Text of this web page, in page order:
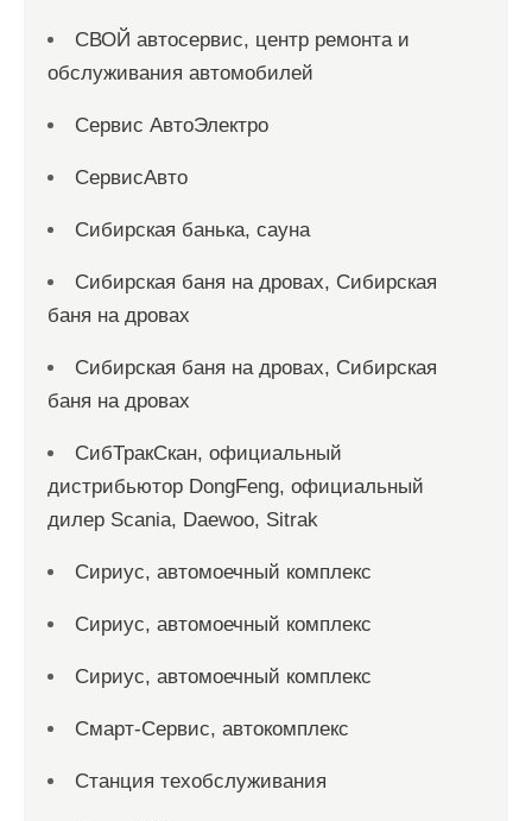
СВОЙ автосервис, центр ремонта и
обслуживания автомобилей
Сервис АвтоЭлектро
СервисАвто
Сибирская банька, сауна
Сибирская баня на дровах, Сибирская
баня на дровах
Сибирская баня на дровах, Сибирская
баня на дровах
СибТракСкан, официальный
дистрибьютор DongFeng, официальный
дилер Scania, Daewoo, Sitrak
Сириус, автомоечный комплекс
Сириус, автомоечный комплекс
Сириус, автомоечный комплекс
Смарт-Сервис, автокомплекс
Станция техобслуживания